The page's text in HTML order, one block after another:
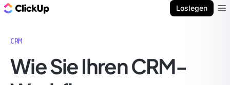
Loslegen
CRM
Wie Sie Ihren CRM-